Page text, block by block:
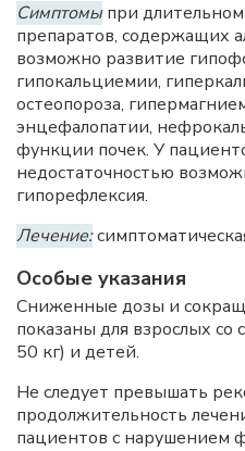
Симптомыпри
препаратов, содержащих
возможно развитие
гипокальциемии,
остеопороза,
энцефалопатии,
функции почек. У
недостаточностью
гипорефлексия.
Лечение:
Особые указания
Сниженные дозы и
показаны для взрослых
50 кг) и детей.
Не следует превышать
продолжительность
пациентов с нарушением